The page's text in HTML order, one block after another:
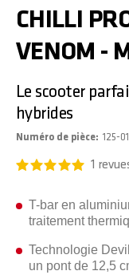
CHILLI
VENOM -
Le scooter
hybrides
Numéro de pièce 125-01
1
T-bar en
traitement
Technologie
un pont de 12,5